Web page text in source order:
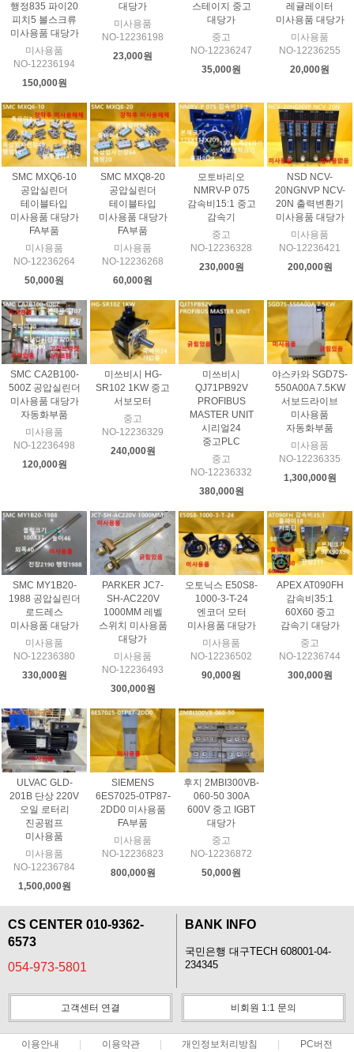
행정835 파이20
피치5 볼스크류
미사용품 대당가
미사용품
NO-12236194
150,000원
대당가
미사용품
NO-12236198
23,000원
스테이지 중고
대당가
중고
NO-12236247
35,000원
레귤레이터
미사용품 대당가
미사용품
NO-12236255
20,000원
SMC MXQ6-10
공압실린더
테이블타입
미사용품 대당가
FA부품
미사용품
NO-12236264
50,000원
SMC MXQ8-20
공압실린더
테이블타입
미사용품 대당가
FA부품
미사용품
NO-12236268
60,000원
모토바리오
NMRV-P 075
감속비15:1 중고
감속기
중고
NO-12236328
230,000원
NSD NCV-
20NGNVP NCV-
20N 출력변환기
미사용품 대당가
미사용품
NO-12236421
200,000원
SMC CA2B100-
500Z 공압실린더
미사용품 대당가
자동화부품
미사용품
NO-12236498
120,000원
미쓰비시 HG-
SR102 1KW 중고
서보모터
중고
NO-12236329
240,000원
미쓰비시
QJ71PB92V
PROFIBUS
MASTER UNIT
시리얼24
중고PLC
중고
NO-12236332
380,000원
야스카와 SGD7S-
550A00A 7.5KW
서보드라이브
미사용품
자동화부품
미사용품
NO-12236335
1,300,000원
SMC MY1B20-
1988 공압실린더
로드레스
미사용품 대당가
미사용품
NO-12236380
330,000원
PARKER JC7-
SH-AC220V
1000MM 레벨
스위치 미사용품
대당가
미사용품
NO-12236493
300,000원
오토닉스 E50S8-
1000-3-T-24
엔코더 모터
미사용품 대당가
미사용품
NO-12236502
90,000원
APEX AT090FH
감속비35:1
60X60 중고
감속기 대당가
중고
NO-12236744
300,000원
ULVAC GLD-
201B 단상 220V
오일 로터리
진공펌프
미사용품
미사용품
NO-12236784
1,500,000원
SIEMENS
6ES7025-0TP87-
2DD0 미사용품
FA부품
미사용품
NO-12236823
800,000원
후지 2MBI300VB-
060-50 300A
600V 중고 IGBT
대당가
중고
NO-12236872
50,000원
CS CENTER 010-9362-
6573
054-973-5801
BANK INFO
국민은행 대구TECH 608001-04-
234345
고객센터 연결 비회원 1:1 문의
이용안내 이용약관 개인정보처리방침 PC버전